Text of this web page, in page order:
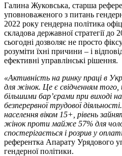
Галина Жуковська, старша
уповноваженого з питань
2022 року гендерна політика
складова державної стратегії до
сьогодні дозволяє не просто
розуміти їхні причини – і
ефективні управлінські рішення.
«Активність на ринку праці в
для жінок. Це є свідченням
більшими бар’єрами при виході
безперервної трудової
населення віком 15+, рівень
жінок проти майже 57% для
спостерігається і розрив у
референтка Апарату Урядового
гендерної політики.